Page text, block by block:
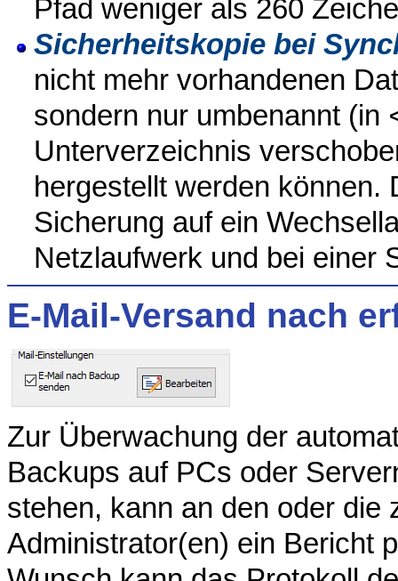
Pfad weniger als 260
Sicherheitskopie bei
nicht mehr vorhandenen
sondern nur umbenannt (in
Unterverzeichnis
hergestellt werden können.
Sicherung auf ein
Netzlaufwerk und bei einer
E-Mail-Versand nach
Zur Überwachung der
Backups auf PCs oder
stehen, kann an den oder die
Administrator(en) ein Bericht